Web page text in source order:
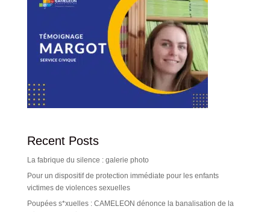
Recent Posts
La fabrique du silence : galerie photo
Pour un dispositif de protection immédiate pour les enfants
victimes de violences sexuelles
Poupées s*xuelles : CAMELEON dénonce la banalisation de la